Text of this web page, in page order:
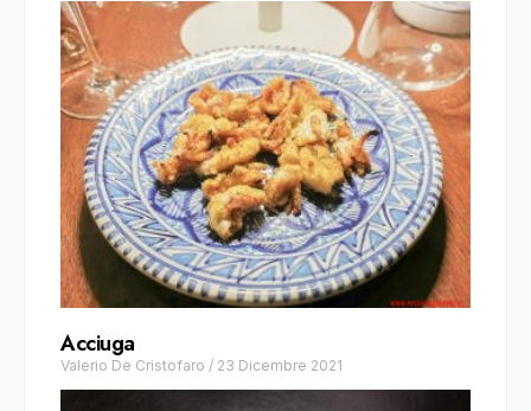
Acciuga
Valerio De Cristofaro / 23 Dicembre 2021